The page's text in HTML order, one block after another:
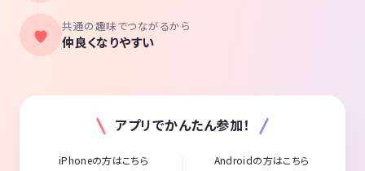
共通の趣味でつながるから
仲良くなりやすい
アプリでかんたん参加！
iPhoneの方はこちら Androidの方はこちら